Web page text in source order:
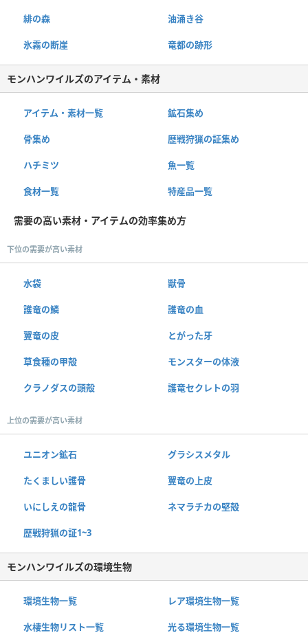
緋の森 油涌き谷
氷霧の断崖 竜都の跡形
モンハンワイルズのアイテム・素材
アイテム・素材一覧 鉱石集め
骨集め 歴戦狩猟の証集め
ハチミツ 魚一覧
食材一覧 特産品一覧
需要の高い素材・アイテムの効率集め方
下位の需要が高い素材
水袋 獣骨
護竜の鱗 護竜の血
翼竜の皮 とがった牙
草食種の甲殻 モンスターの体液
クラノダスの頭殻 護竜セクレトの羽
上位の需要が高い素材
ユニオン鉱石 グラシスメタル
たくましい護骨 翼竜の上皮
いにしえの龍骨 ネマラチカの堅殻
歴戦狩猟の証1~3
モンハンワイルズの環境生物
環境生物一覧 レア環境生物一覧
水棲生物リスト一覧 光る環境生物一覧